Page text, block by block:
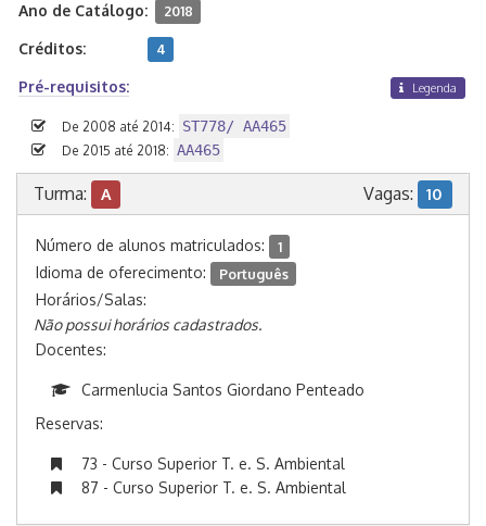
Ano de Catálogo: 2018
Créditos: 4
Pré-requisitos: Legenda
De 2008 até 2014: ST778/ AA465
De 2015 até 2018: AA465
Turma: A Vagas: 10
Número de alunos matriculados: 1
Idioma de oferecimento: Português
Horários/Salas:
Não possui horários cadastrados.
Docentes:
Carmenlucia Santos Giordano Penteado
Reservas:
73 - Curso Superior T. e. S. Ambiental
87 - Curso Superior T. e. S. Ambiental